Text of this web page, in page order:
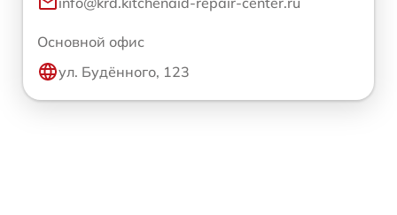
Основной офис
ул. Будённого, 123